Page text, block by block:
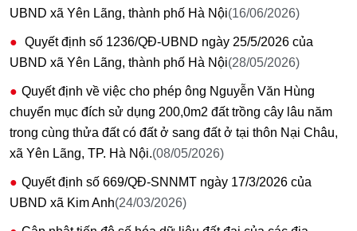
UBND xã Yên Lãng, thành phố Hà Nội(16/06/2026)
Quyết định số 1236/QĐ-UBND ngày 25/5/2026 của
UBND xã Yên Lãng, thành phố Hà Nội(28/05/2026)
Quyết định về việc cho phép ông Nguyễn Văn Hùng
chuyển mục đích sử dụng 200,0m2 đất trồng cây lâu năm
trong cùng thửa đất có đất ở sang đất ở tại thôn Nại Châu,
xã Yên Lãng, TP. Hà Nội.(08/05/2026)
Quyết định số 669/QĐ-SNNMT ngày 17/3/2026 của
UBND xã Kim Anh(24/03/2026)